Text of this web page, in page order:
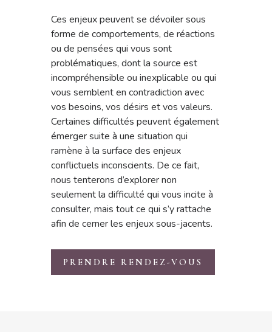
Ces enjeux peuvent se dévoiler sous
forme de comportements, de réactions
ou de pensées qui vous sont
problématiques, dont la source est
incompréhensible ou inexplicable ou qui
vous semblent en contradiction avec
vos besoins, vos désirs et vos valeurs.
Certaines difficultés peuvent également
émerger suite à une situation qui
ramène à la surface des enjeux
conflictuels inconscients. De ce fait,
nous tenterons d’explorer non
seulement la difficulté qui vous incite à
consulter, mais tout ce qui s’y rattache
afin de cerner les enjeux sous-jacents.
PRENDRE RENDEZ-VOUS